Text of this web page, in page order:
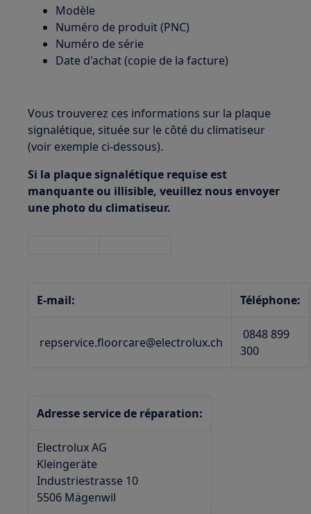
Modèle
Numéro de produit (PNC)
Numéro de série
Date d'achat (copie de la facture)
Vous trouverez ces informations sur la plaque
signalétique, située sur le côté du climatiseur
(voir exemple ci-dessous).
Si la plaque signalétique requise est
manquante ou illisible, veuillez nous envoyer
une photo du climatiseur.
E-mail: Téléphone:
repservice.floorcare@electrolux.ch
0848 899
300
Adresse service de réparation:
Electrolux AG
Kleingeräte
Industriestrasse 10
5506 Mägenwil